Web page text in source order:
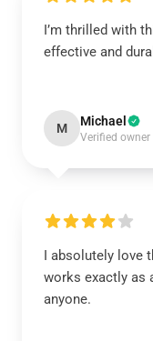
I’m thrilled with
effective and
M Michael
Verified owner
I absolutely love
works exactly as
anyone.